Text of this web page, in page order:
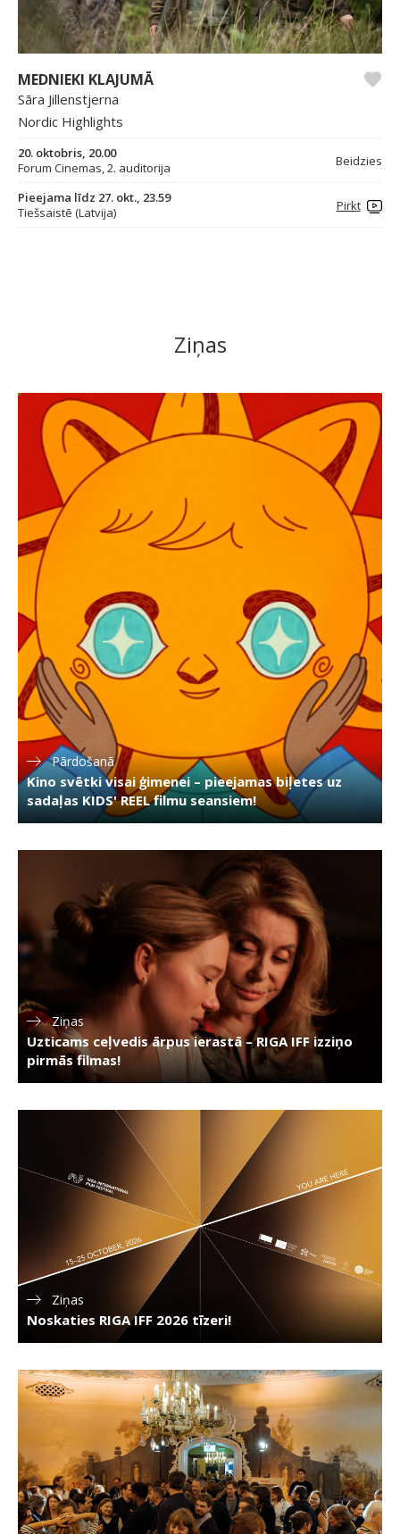
MEDNIEKI KLAJUMĀ
Sāra Jillenstjerna
Nordic Highlights
20. oktobris, 20.00
Forum Cinemas, 2. auditorija
Beidzies
Pieejama līdz 27. okt., 23.59
Tiešsaistē (Latvija)
Pirkt
Ziņas
Pārdošanā
Kino svētki visai ģimenei – pieejamas biļetes uz
sadaļas KIDS' REEL filmu seansiem!
Ziņas
Uzticams ceļvedis ārpus ierastā – RIGA IFF izziņo
pirmās filmas!
Ziņas
Noskaties RIGA IFF 2026 tīzeri!